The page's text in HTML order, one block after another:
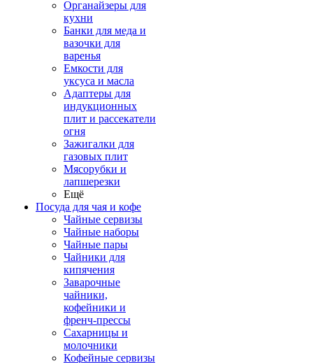
Органайзеры для
кухни
Банки для меда и
вазочки для
варенья
Емкости для
уксуса и масла
Адаптеры для
индукционных
плит и рассекатели
огня
Зажигалки для
газовых плит
Мясорубки и
лапшерезки
Ещё
Посуда для чая и кофе
Чайные сервизы
Чайные наборы
Чайные пары
Чайники для
кипячения
Заварочные
чайники,
кофейники и
френч-прессы
Сахарницы и
молочники
Кофейные сервизы